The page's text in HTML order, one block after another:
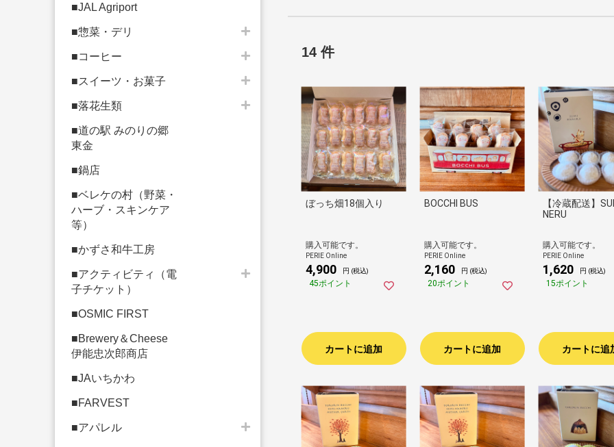
■JAL Agriport
■惣菜・デリ
■コーヒー
■スイーツ・お菓子
■落花生類
■道の駅 みのりの郷
東金
■鍋店
■ベレケの村（野菜・
ハーブ・スキンケア
等）
■かずさ和牛工房
■アクティビティ（電
子チケット）
■OSMIC FIRST
■Brewery＆Cheese
伊能忠次郎商店
■JAいちかわ
■FARVEST
■アパレル
14 件
ぼっち畑18個入り
購入可能です。
PERIE Online
4,900 円 (税込)
45ポイント
カートに追加
BOCCHI BUS
購入可能です。
PERIE Online
2,160 円 (税込)
20ポイント
カートに追加
【冷蔵配送】
NERU
購入可能です。
PERIE Online
1,620 円 (税込)
15ポイント
カートに追